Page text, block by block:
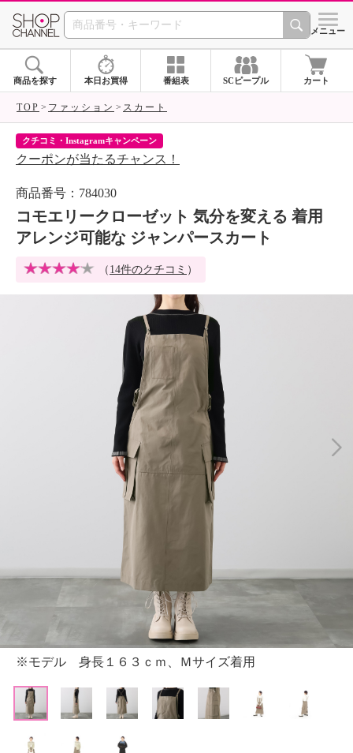
SHOP CHANNEL シメニュー
商品を探す 本日お買得 番組表 SCピープル カート
TOP ファッション スカート
クチコミ・Instagramキャンペーン
クーポンが当たるチャンス！
商品番号：784030
コモエリークローゼット 気分を変える 着用
アレンジ可能な ジャンパースカート
（ 14件のクチコミ ）
※モデル 身長１６３ｃｍ、Ｍサイズ着用